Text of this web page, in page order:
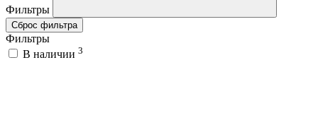
Фильтры
Сброс фильтра
Фильтры
В наличии 3